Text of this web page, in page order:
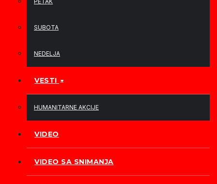
SUBOTA
NEDELJA
VESTI
HUMANITARNE AKCIJE
VIDEO
VIDEO SA SNIMANJA